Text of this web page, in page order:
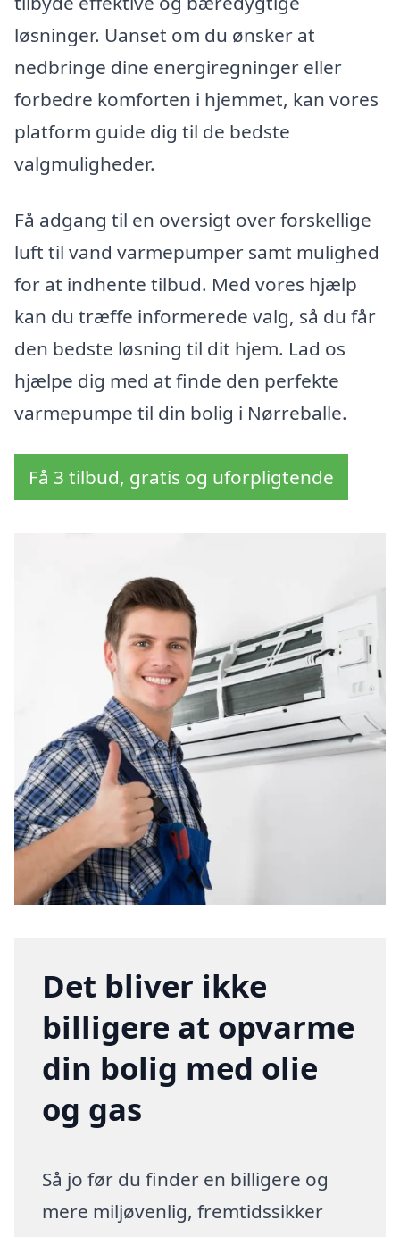
løsninger. Uanset om du ønsker at
nedbringe dine energiregninger eller
forbedre komforten i hjemmet, kan vores
platform guide dig til de bedste
valgmuligheder.
Få adgang til en oversigt over forskellige
luft til vand varmepumper samt mulighed
for at indhente tilbud. Med vores hjælp
kan du træffe informerede valg, så du får
den bedste løsning til dit hjem. Lad os
hjælpe dig med at finde den perfekte
varmepumpe til din bolig i Nørreballe.
Få 3 tilbud, gratis og uforpligtende
Det bliver ikke
billigere at opvarme
din bolig med olie
og gas
Så jo før du finder en billigere og
mere miljøvenlig, fremtidssikker